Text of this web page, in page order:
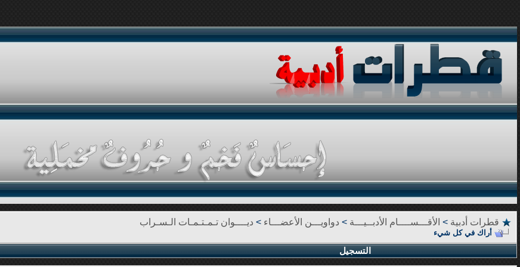
قطرات أدبية > الأقـــســــام الأدبــيـــة > دواويـــن الأعضـــاء > ديــــوان تـمـتـمـات الـسـراب
أراك في كل شيء
التسجيل